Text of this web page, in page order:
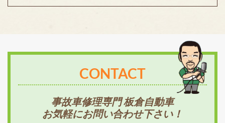
CONTACT
事故車修理専門 板倉自動車
お気軽にお問い合わせ下さい！